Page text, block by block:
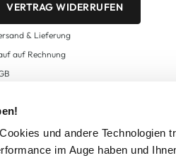
und andere Technologien
im Auge haben und
VERTRAG WIDERRUFEN
& Lieferung
auf Rechnung
CARD Teilnahmebedingungen